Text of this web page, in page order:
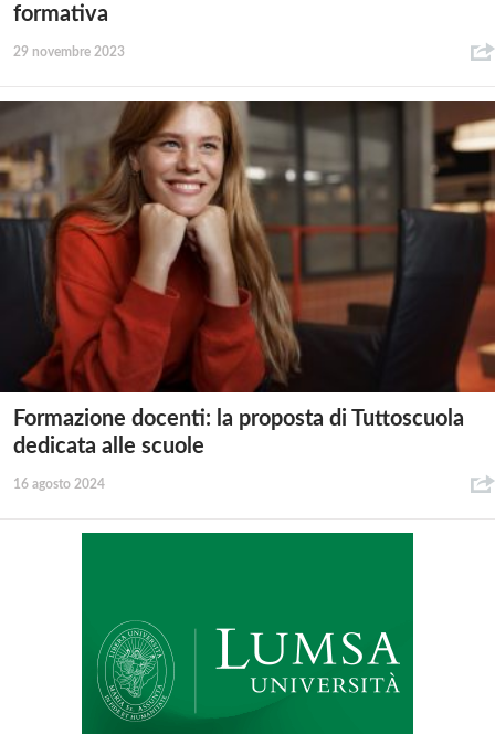
formativa
29 novembre 2023
Formazione docenti: la proposta di Tuttoscuola
dedicata alle scuole
16 agosto 2024